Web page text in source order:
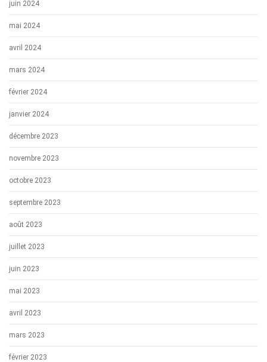
juin 2024
mai 2024
avril 2024
mars 2024
février 2024
janvier 2024
décembre 2023
novembre 2023
octobre 2023
septembre 2023
août 2023
juillet 2023
juin 2023
mai 2023
avril 2023
mars 2023
février 2023